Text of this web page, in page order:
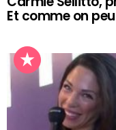
Et comme on